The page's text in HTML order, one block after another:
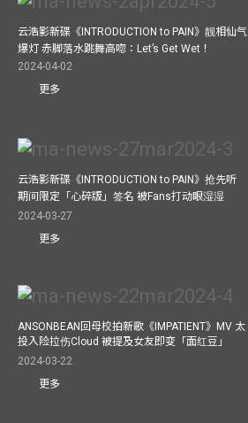
云浩影新碟《INTRODUCTION to PAIN》靓相仙气
爆灯 赤脚落水跳舞高唿：Let’s Get Wet！
2024-04-02
更多
云浩影新碟《INTRODUCTION to PAIN》抢先听
期间限定「心碎版」签名 被Fans打动眼湿湿
2024-03-27
更多
ANSONBEAN回母校拍新歌《IMPATIENT》MV 太
投入险拉伤Cloud 被提及女友即变「面红豆」
2024-03-22
更多